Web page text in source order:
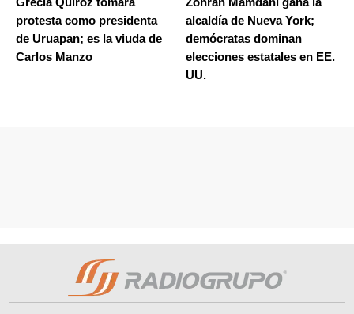
protesta como presidenta
de Uruapan; es la viuda de
Carlos Manzo
alcaldía de Nueva York;
demócratas dominan
elecciones estatales en EE.
UU.